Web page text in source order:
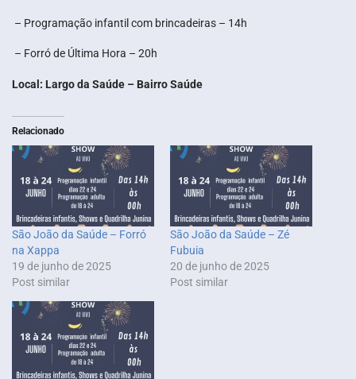
– Programação infantil com brincadeiras – 14h
– Forró de Última Hora – 20h
Local: Largo da Saúde – Bairro Saúde
Relacionado
São João da Saúde – Forró
na Xappa
19 de junho de 2025
Post similar
São João da Saúde – Zé
Fubuia
20 de junho de 2025
Post similar